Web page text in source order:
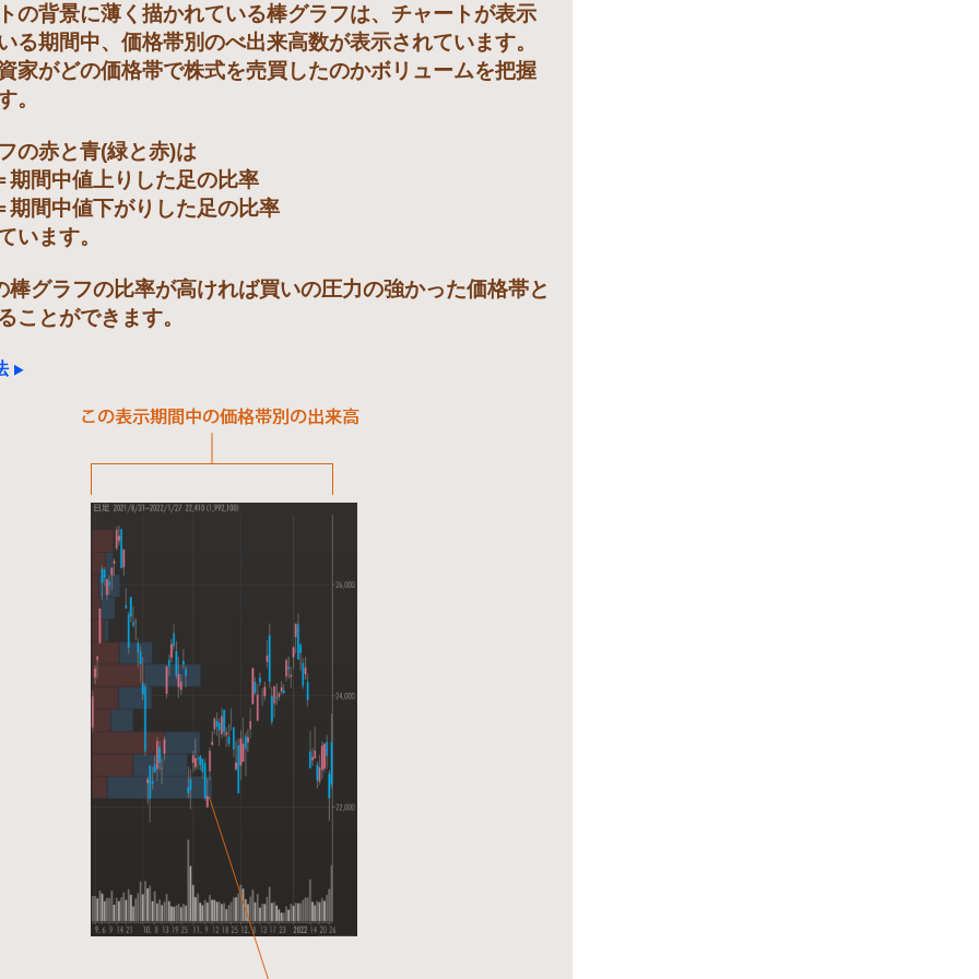
の背景に薄く描かれている棒グラフは、チャートが表示
る期間中、価格帯別のべ出来高数が表示されています。
家がどの価格帯で株式を売買したのかボリュームを把握
。
の赤と青(緑と赤)は
期間中値上りした足の比率
期間中値下がりした足の比率
います。
棒グラフの比率が高ければ買いの圧力の強かった価格帯と
ことができます。